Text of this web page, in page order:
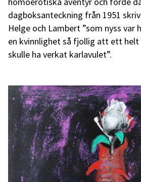
dagboksanteckning från 1951
Helge och Lambert ”som nyss
en kvinnlighet så fjollig att ett
skulle ha verkat karlavulet”.